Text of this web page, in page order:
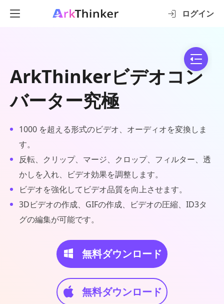
ログイン
ArkThinkerビデオコン
バーター究極
1000 を超える形式のビデオ、オーディオを変換しま
す。
反転、クリップ、マージ、クロップ、フィルター、透
かしを入れ、ビデオ効果を調整します。
ビデオを強化してビデオ品質を向上させます。
3Dビデオの作成、GIFの作成、ビデオの圧縮、ID3タ
グの編集が可能です。
無料ダウンロード
無料ダウンロード